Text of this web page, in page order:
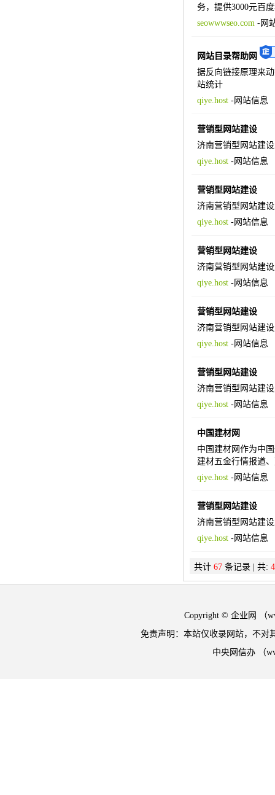
务，提供3000元百
seowwwseo.com-网
网站目录帮助网
据反向链接原理来
站统计
qiye.host-网站信息
营销型网站建设
济南营销型网站建
qiye.host-网站信息
营销型网站建设
济南营销型网站建
qiye.host-网站信息
营销型网站建设
济南营销型网站建
qiye.host-网站信息
营销型网站建设
济南营销型网站建
qiye.host-网站信息
营销型网站建设
济南营销型网站建
qiye.host-网站信息
中国建材网
中国建材网作为中
建材五金行情报道
qiye.host-网站信息
营销型网站建设
济南营销型网站建
qiye.host-网站信息
共计 67条记录 | 共: 4
Copyright © 企业网 （
免责声明：本站仅收录网站，不对
中央网信办 （